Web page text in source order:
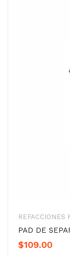
REFACCIONES
PAD DE
$109.00